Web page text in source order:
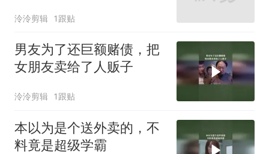
泠泠剪辑 1跟贴
男友为了还巨额赌债，把
女朋友卖给了人贩子
泠泠剪辑 1跟贴
本以为是个送外卖的，不
料竟是超级学霸